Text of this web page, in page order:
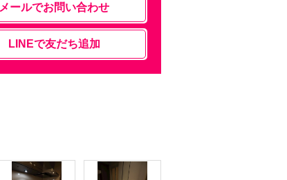
メールでお問い合わせ
LINEで友だち追加